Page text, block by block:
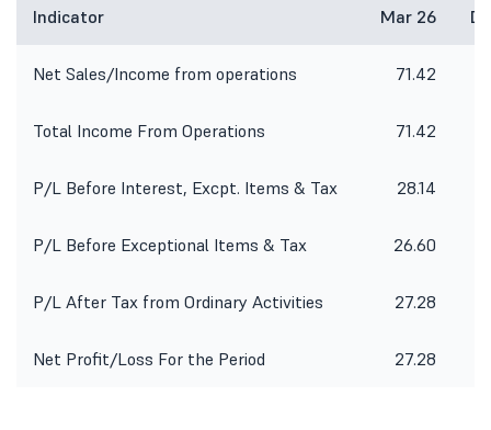
Indicator Mar 26
Net Sales/Income from operations 71.42
Total Income From Operations 71.42
P/L Before Interest, Excpt. Items & Tax 28.14
P/L Before Exceptional Items & Tax 26.60
P/L After Tax from Ordinary Activities 27.28
Net Profit/Loss For the Period 27.28